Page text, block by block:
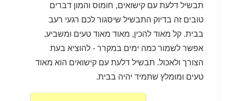
תבשיל דלעת עם קישואים, חומוס והמון דברים
טובים זה בדיוק התבשיל שיסגור לכם רגעי רעב
בבית. קל מאוד להכין, מאוד מאוד טעים ומשביע,
אפשר לשמור כמה ימים במקרר - להוציא בעת
הצורך ולאכול. תבשיל דלעת עם קישואים הוא מאוד
טעים ומומלץ שתמיד יהיה בבית.